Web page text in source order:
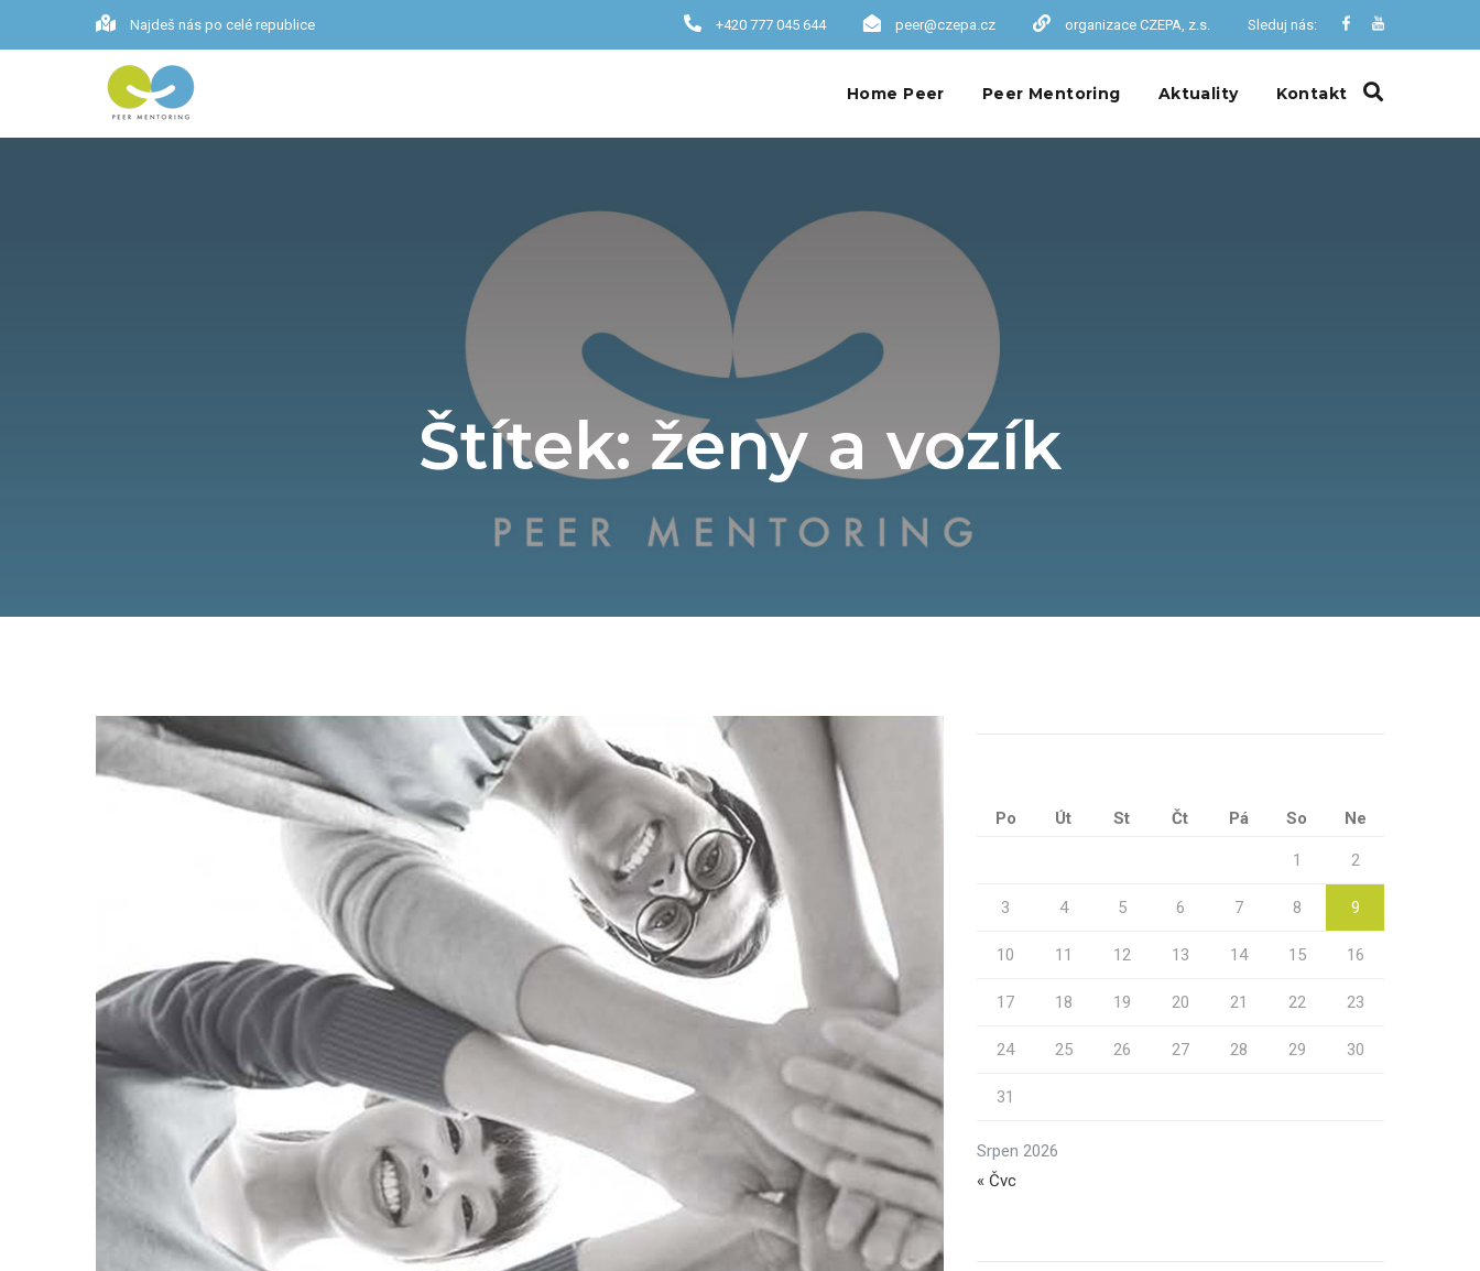
Najdeš nás po celé republice +420 777 045 644 peer@czepa.cz organizace CZEPA, z.s. Sleduj nás:
Home Peer Peer Mentoring Aktuality Kontakt
Štítek: ženy a vozík
Srpen 2026
Po Út St Čt Pá So Ne
1 2
3 4 5 6 7 8 9
10 11 12 13 14 15 16
17 18 19 20 21 22 23
24 25 26 27 28 29 30
31
« Čvc